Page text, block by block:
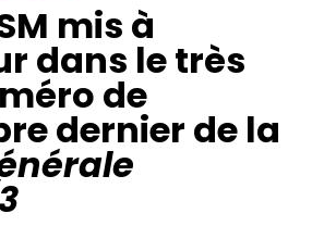
mis à
dans le très
de
dernier de la